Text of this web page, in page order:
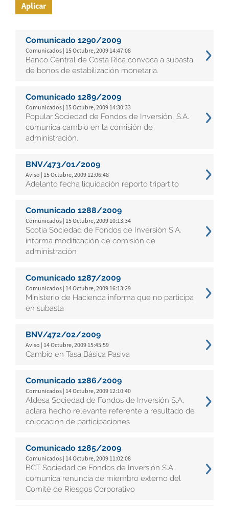
Aplicar
Comunicado 1290/2009
Comunicados | 15 Octubre, 2009 14:47:08
Banco Central de Costa Rica convoca a subasta
de bonos de estabilización monetaria.
Comunicado 1289/2009
Comunicados | 15 Octubre, 2009 14:30:33
Popular Sociedad de Fondos de Inversión, S.A.
comunica cambio en la comisión de
administración.
BNV/473/01/2009
Aviso | 15 Octubre, 2009 12:06:48
Adelanto fecha liquidación reporto tripartito
Comunicado 1288/2009
Comunicados | 15 Octubre, 2009 10:13:34
Scotia Sociedad de Fondos de Inversión S.A.
informa modificación de comisión de
administración
Comunicado 1287/2009
Comunicados | 14 Octubre, 2009 16:13:29
Ministerio de Hacienda informa que no participa
en subasta
BNV/472/02/2009
Aviso | 14 Octubre, 2009 15:45:59
Cambio en Tasa Básica Pasiva
Comunicado 1286/2009
Comunicados | 14 Octubre, 2009 12:10:40
Aldesa Sociedad de Fondos de Inversión S.A.
aclara hecho relevante referente a resultado de
colocación de participaciones
Comunicado 1285/2009
Comunicados | 14 Octubre, 2009 11:02:08
BCT Sociedad de Fondos de Inversión S.A.
comunica renuncia de miembro externo del
Comité de Riesgos Corporativo